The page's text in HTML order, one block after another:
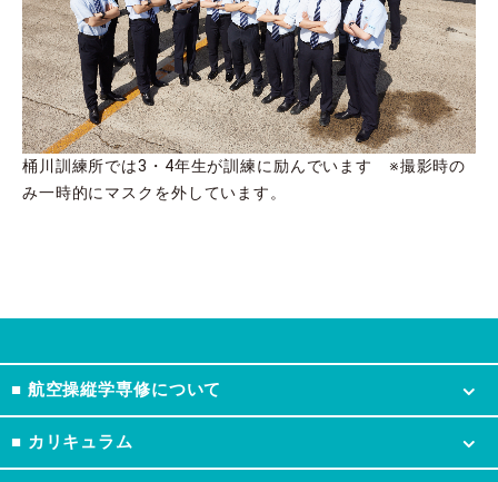
桶川訓練所では3・4年生が訓練に励んでいます ※撮影時の
み一時的にマスクを外しています。
■ 航空操縦学専修について
■ カリキュラム